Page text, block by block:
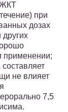
ЖКТ
при
дозах
применении;
не влияет
7,5